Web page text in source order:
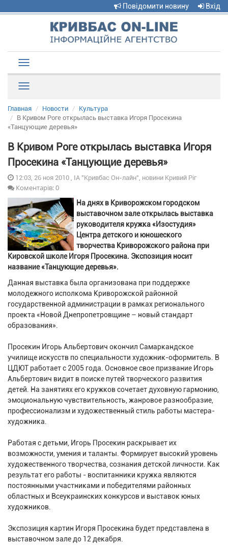
Повідомити новину Вхід
navigation
Главная Новости
Культура
В Кривом Роге открылась выставка Игоря Просекина
«Танцующие деревья»
В Кривом Роге открылась выставка Игоря
Просекина «Танцующие деревья»
12:03, 26 ноя 2010 , ІА "Кривбас Он-лайн", новини Кривий Ріг
Коментарів: 0
На днях в Криворожском городском
выставочном зале открылась выставка
руководителя кружка «Изостудия»
Центра детского и юношеского
творчества Криворожского района при
Кировской школе Игоря Просекина. Экспозиция носит
название «Танцующие деревья».
Данная выставка была организована при поддержке
молодежного исполкома Криворожской районной
государственной администрации в рамках регионального
проекта «Новой Днепропетровщине – новый стандарт
образования».
Просекин Игорь Альбертович окончил Самаркандское
училище искусств по специальности художник-оформитель. В
ЦДЮТ работает с 2005 года. Основное свое призвание Игорь
Альбертович видит в поиске путей творческого развития
детей. На занятиях его кружков сочетает духовную гармонию,
эмоциональную чувствительность, жанровое разнообразие,
профессионализм и художественный стиль работы мастера-
художника.
Работая с детьми, Игорь Просекин раскрывает их
возможности, умения и таланты. Формирует высокий уровень
художественного творчества, сознания детской личности. Как
результат его работы - воспитанники кружка являются
постоянными участниками и победителями районных
областных и Всеукраинских конкурсов и выставок юных
художников.
Экспозиция картин Игоря Просекина будет представлена в
выставочном зале до 12 декабря.